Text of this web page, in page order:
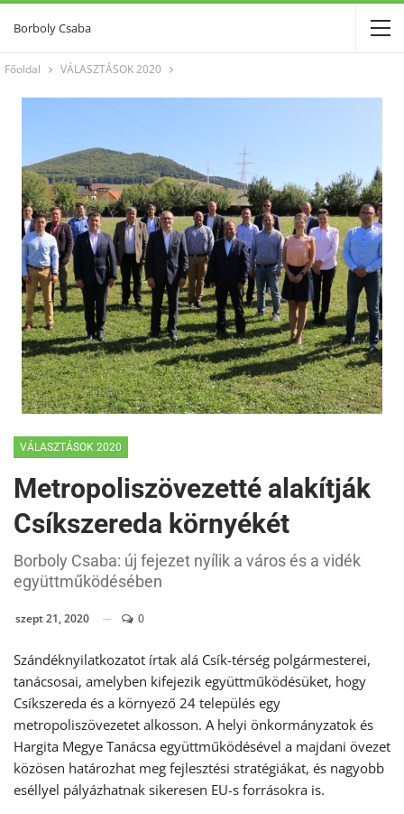
Borboly Csaba
Főoldal VÁLASZTÁSOK 2020
VÁLASZTÁSOK 2020
Metropoliszövezetté alakítják
Csíkszereda környékét
Borboly Csaba: új fejezet nyílik a város és a vidék
együttműködésében
szept 21, 2020 0
Szándéknyilatkozatot írtak alá Csík-térség polgármesterei,
tanácsosai, amelyben kifejezik együttműködésüket, hogy
Csíkszereda és a környező 24 település egy
metropoliszövezetet alkosson. A helyi önkormányzatok és
Hargita Megye Tanácsa együttműködésével a majdani övezet
közösen határozhat meg fejlesztési stratégiákat, és nagyobb
eséllyel pályázhatnak sikeresen EU-s forrásokra is.